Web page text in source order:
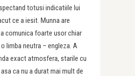
totusi indicatiile lui
ce a iesit. Munna are
comunica foarte usor chiar
limba neutra – engleza. A
exact atmosfera, starile cu
ca nu a durat mai mult de